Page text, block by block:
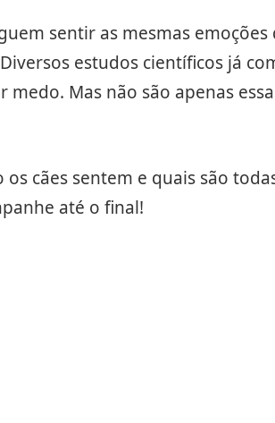
sentir as mesmas emoções
estudos científicos já
Mas não são apenas
cães sentem e quais são
até o final!